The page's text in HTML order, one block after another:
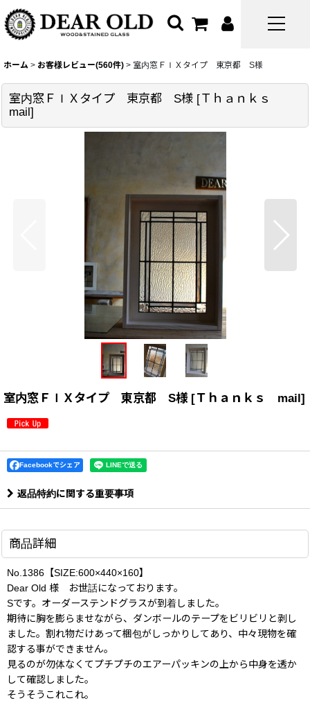
ホーム > お客様レビュー(560件) > 室内窓ＦＩＸタイプ 東京都 S様
室内窓ＦＩＸタイプ 東京都 S様 [Ｔｈａｎｋｓ
mail]
室内窓ＦＩＸタイプ 東京都 S様 [Ｔｈａｎｋｓ mail]
Facebookでシェア
返品特約に関する重要事項
商品詳細
No.1386【SIZE:600×440×160】
Dear Old 様 お世話になっております。
Sです。オーダーステンドグラスが到着しました。
期待に胸を膨らませながら、ダンボールのテープをビリビリと剥し
ました。割れ物だけあって梱包がしっかりしてあり、中々現物を確
認する事ができません。
見るのが勿体なくてプチプチのエアーパッキンの上から中身を透か
して確認しました。
そうそうこれこれ。